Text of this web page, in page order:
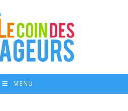
MENU